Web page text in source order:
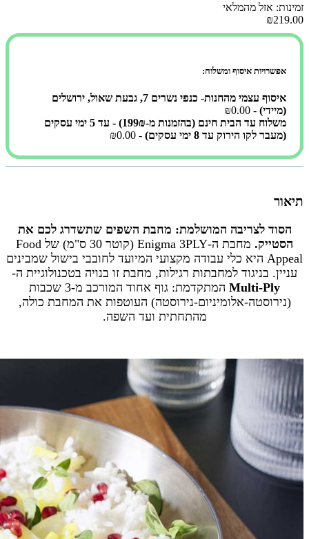
זמינות: אזל מהמלאי
₪219.00
אפשרויות איסוף ומשלוח:
איסוף עצמי מהחנות- כנפי נשרים 7, גבעת שאול, ירושלים
(מיידי) - ₪0.00
משלוח עד הבית חינם (בהזמנות מ-199₪) - עד 5 ימי עסקים
(מעבר לקו הירוק עד 8 ימי עסקים)
- ₪0.00
תיאור
הסוד לצריבה המושלמת: מחבת השפים שתשדרג לכם את
הסטייק.
מחבת ה-Enigma 3PLY (קוטר 30 ס"מ) של Food
Appeal היא כלי עבודה מקצועי המיועד לחובבי בישול שמבינים
עניין. בניגוד למחבתות רגילות, מחבת זו בנויה בטכנולוגיית ה-
Multi-Ply
המתקדמת: גוף אחוד המורכב מ-3 שכבות
(נירוסטה-אלומיניום-נירוסטה) העוטפות את המחבת כולה,
מהתחתית ועד השפה.